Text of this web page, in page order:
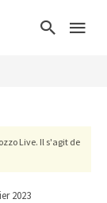
Live. Il s'agit de
2023